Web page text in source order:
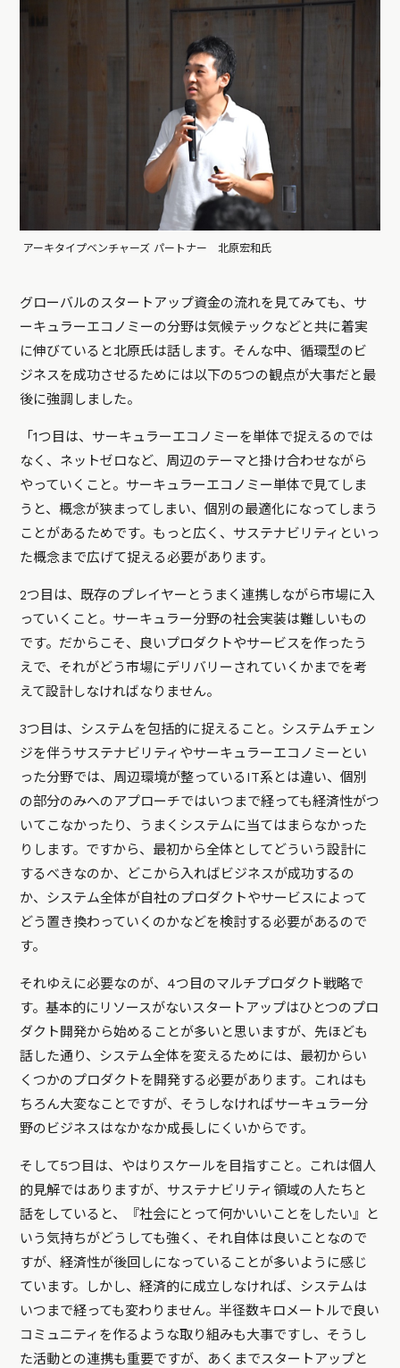
アーキタイプベンチャーズ パートナー 北原宏和氏
グローバルのスタートアップ資金の流れを見てみても、サ
ーキュラーエコノミーの分野は気候テックなどと共に着実
に伸びていると北原氏は話します。そんな中、循環型のビ
ジネスを成功させるためには以下の5つの観点が大事だと最
後に強調しました。
「1つ目は、サーキュラーエコノミーを単体で捉えるのでは
なく、ネットゼロなど、周辺のテーマと掛け合わせながら
やっていくこと。サーキュラーエコノミー単体で見てしま
うと、概念が狭まってしまい、個別の最適化になってしまう
ことがあるためです。もっと広く、サステナビリティといっ
た概念まで広げて捉える必要があります。
2つ目は、既存のプレイヤーとうまく連携しながら市場に入
っていくこと。サーキュラー分野の社会実装は難しいもの
です。だからこそ、良いプロダクトやサービスを作ったう
えで、それがどう市場にデリバリーされていくかまでを考
えて設計しなければなりません。
3つ目は、システムを包括的に捉えること。システムチェン
ジを伴うサステナビリティやサーキュラーエコノミーとい
った分野では、周辺環境が整っているIT系とは違い、個別
の部分のみへのアプローチではいつまで経っても経済性がつ
いてこなかったり、うまくシステムに当てはまらなかった
りします。ですから、最初から全体としてどういう設計に
するべきなのか、どこから入ればビジネスが成功するの
か、システム全体が自社のプロダクトやサービスによって
どう置き換わっていくのかなどを検討する必要があるので
す。
それゆえに必要なのが、4つ目のマルチプロダクト戦略で
す。基本的にリソースがないスタートアップはひとつのプロ
ダクト開発から始めることが多いと思いますが、先ほども
話した通り、システム全体を変えるためには、最初からい
くつかのプロダクトを開発する必要があります。これはも
ちろん大変なことですが、そうしなければサーキュラー分
野のビジネスはなかなか成長しにくいからです。
そして5つ目は、やはりスケールを目指すこと。これは個人
的見解ではありますが、サステナビリティ領域の人たちと
話をしていると、『社会にとって何かいいことをしたい』と
いう気持ちがどうしても強く、それ自体は良いことなので
すが、経済性が後回しになっていることが多いように感じ
ています。しかし、経済的に成立しなければ、システムは
いつまで経っても変わりません。半径数キロメートルで良い
コミュニティを作るような取り組みも大事ですし、そうし
た活動との連携も重要ですが、あくまでスタートアップと